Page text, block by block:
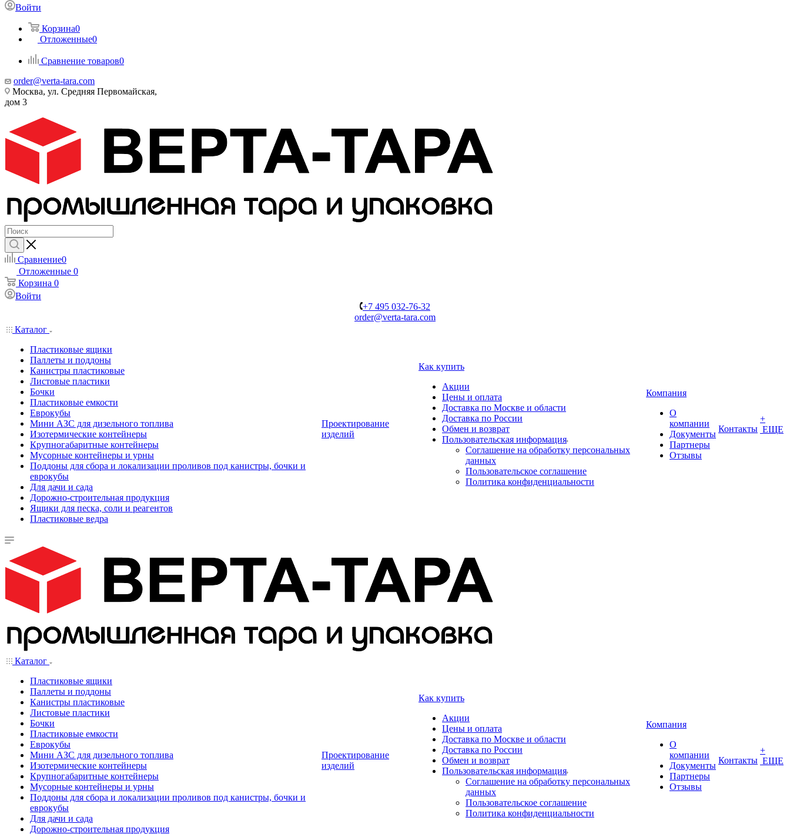
Войти
Корзина0
Отложенные0
Сравнение товаров0
order@verta-tara.com
Москва, ул. Средняя Первомайская,
дом 3
Сравнение0
Отложенные 0
Корзина 0
Войти
+7 495 032-76-32
order@verta-tara.com
Каталог
Пластиковые ящики
Паллеты и поддоны
Канистры пластиковые
Листовые пластики
Бочки
Пластиковые емкости
Еврокубы
Мини АЗС для дизельного топлива
Изотермические контейнеры
Крупногабаритные контейнеры
Мусорные контейнеры и урны
Поддоны для сбора и локализации проливов под канистры, бочки и
еврокубы
Для дачи и сада
Дорожно-строительная продукция
Ящики для песка, соли и реагентов
Пластиковые ведра
Проектирование
изделий
Как купить
Акции
Цены и оплата
Доставка по Москве и области
Доставка по России
Обмен и возврат
Пользовательская информация
Соглашение на обработку персональных
данных
Пользовательское соглашение
Политика конфиденциальности
Компания
О
компании
Документы
Партнеры
Отзывы
Контакты
+
ЕЩЕ
Каталог
Пластиковые ящики
Паллеты и поддоны
Канистры пластиковые
Листовые пластики
Бочки
Пластиковые емкости
Еврокубы
Мини АЗС для дизельного топлива
Изотермические контейнеры
Крупногабаритные контейнеры
Мусорные контейнеры и урны
Поддоны для сбора и локализации проливов под канистры, бочки и
еврокубы
Для дачи и сада
Дорожно-строительная продукция
Проектирование
изделий
Как купить
Акции
Цены и оплата
Доставка по Москве и области
Доставка по России
Обмен и возврат
Пользовательская информация
Соглашение на обработку персональных
данных
Пользовательское соглашение
Политика конфиденциальности
Компания
О
компании
Документы
Партнеры
Отзывы
Контакты
+
ЕЩЕ